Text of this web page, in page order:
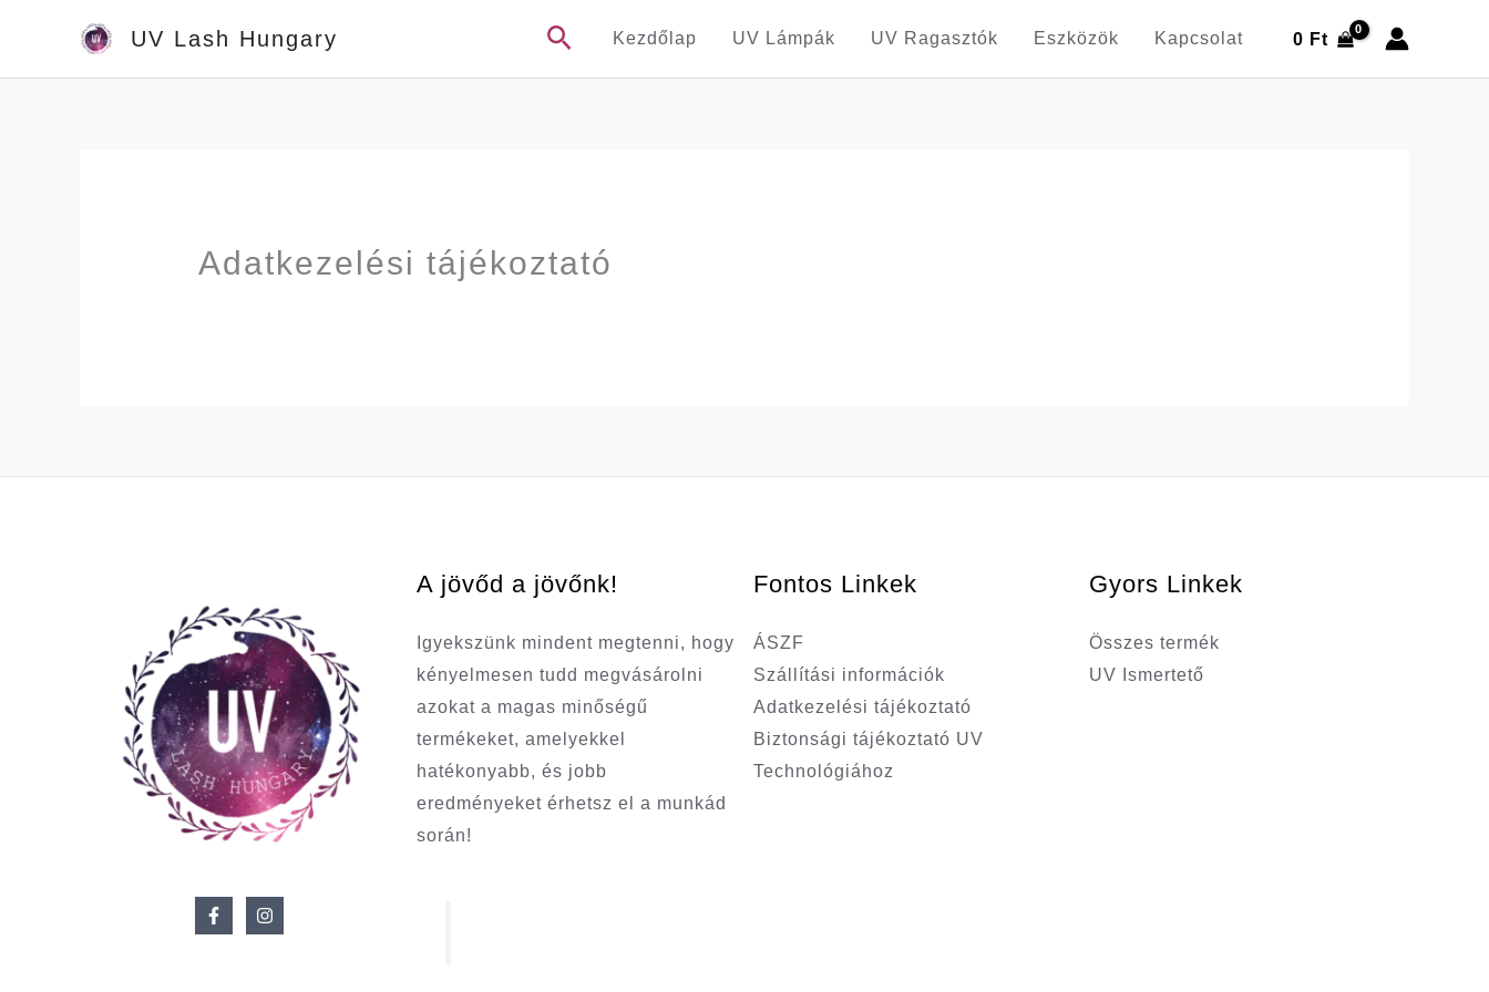
content
UV Lash Hungary SearchKezdőlap UV Lámpák UV Ragasztók Eszközök Kapcsolat 0 Ft
Adatkezelési tájékoztató
A jövőd a jövőnk!
Igyekszünk mindent megtenni, hogy
kényelmesen tudd megvásárolni
azokat a magas minőségű
termékeket, amelyekkel
hatékonyabb, és jobb
eredményeket érhetsz el a munkád
során!
Fontos Linkek
ÁSZF
Szállítási információk
Adatkezelési tájékoztató
Biztonsági tájékoztató UV
Technológiához
Gyors Linkek
Összes termék
UV Ismertető